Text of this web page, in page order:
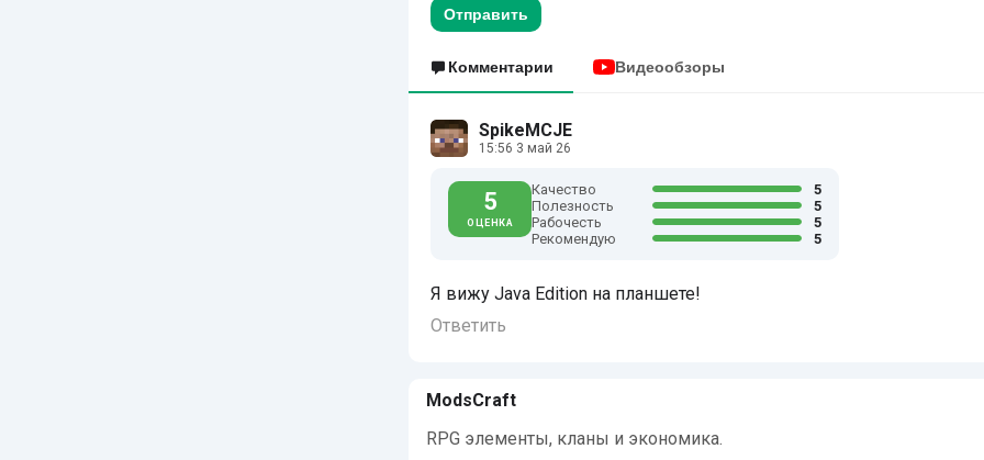
Отправить
Комментарии Видеообзоры
SpikeMCJE
15:56 3 май 26
5
ОЦЕНКА
Качество
5
Полезность
5
Рабочесть
5
Рекомендую
5
Я вижу Java Edition на планшете!
Ответить
ModsCraft
RPG элементы, кланы и экономика.